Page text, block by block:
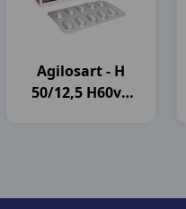
Agilosart - H
50/12,5 H60vn